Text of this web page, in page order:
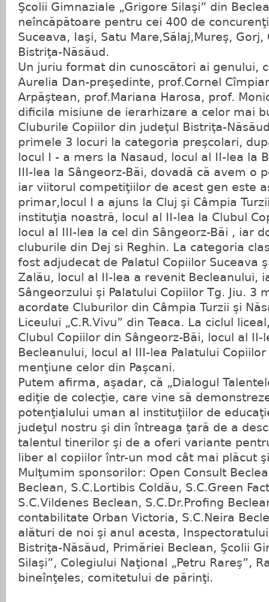
Şcolii Gimnaziale „Grigore Silaşi” din
neîncăpătoare pentru cei 400 de
Suceava, Iaşi, Satu Mare,Sălaj,Mureş, Gorj,
Bistriţa-Năsăud.
Un juriu format din cunoscători ai genului,
Aurelia Dan-preşedinte, prof.Cornel
Arpăştean, prof.Mariana Harosa, prof.
dificila misiune de ierarhizare a celor mai
Cluburile Copiilor din judeţul Bistriţa-
primele 3 locuri la categoria preşcolari,
locul I - a mers la Nasaud, locul al II-lea la
III-lea la Sângeorz-Băi, dovadă că avem o
iar viitorul competiţiilor de acest gen este
primar,locul I a ajuns la Cluj şi Câmpia
instituţia noastră, locul al II-lea la Clubul
locul al III-lea la cel din Sângeorz-Băi , iar
cluburile din Dej si Reghin. La categoria
fost adjudecat de Palatul Copiilor Suceava
Zalău, locul al II-lea a revenit Becleanului,
Sângeorzului şi Palatului Copiilor Tg. Jiu. 3
acordate Cluburilor din Câmpia Turzii şi
Liceului „C.R.Vivu” din Teaca. La ciclul
Clubul Copiilor din Sângeorz-Băi, locul al
Becleanului, locul al III-lea Palatului
menţiune celor din Paşcani.
Putem afirma, aşadar, că „Dialogul
ediţie de colecţie, care vine să
potenţialului uman al instituţiilor de
judeţul nostru şi din întreaga ţară de a
talentul tinerilor şi de a oferi variante
liber al copiilor într-un mod cât mai plăcut
Mulţumim sponsorilor: Open Consult
Beclean, S.C.Lortibis Coldău, S.C.Green
S.C.Vildenes Beclean, S.C.Dr.Profing
contabilitate Orban Victoria, S.C.Neira
alături de noi şi anul acesta,
Bistriţa-Năsăud, Primăriei Beclean, Şcolii
Silaşi”, Colegiului Naţional „Petru Rareş”,
bineînţeles, comitetului de părinţi.